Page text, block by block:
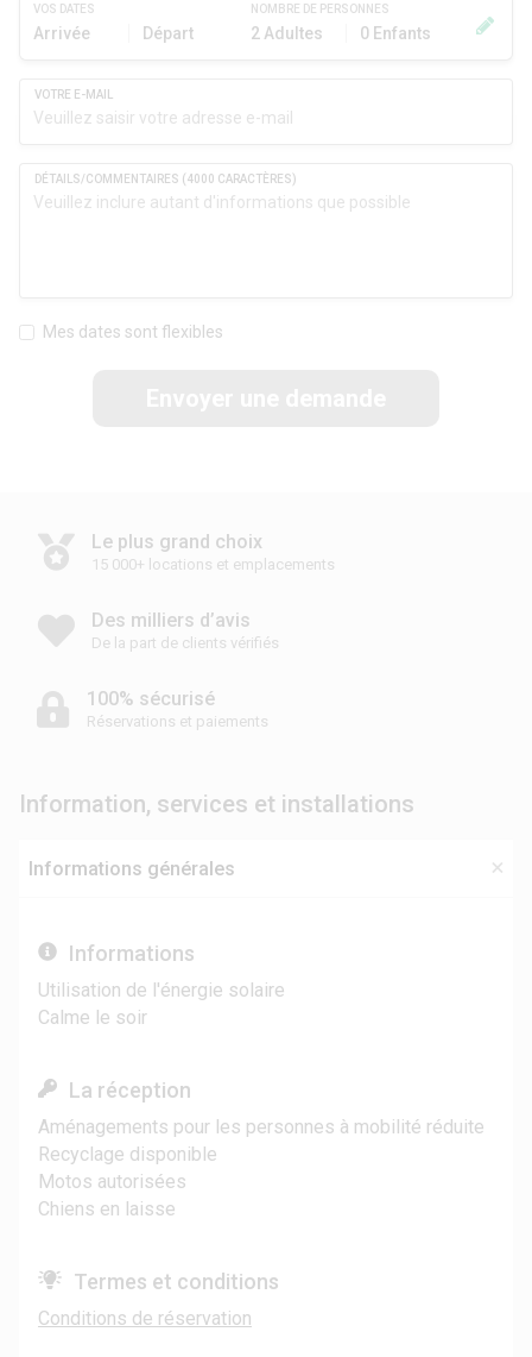
VOS DATES
Arrivée Départ
NOMBRE DE PERSONNES
2 Adultes 0 Enfants
Mes dates sont flexibles
Le plus grand choix
15 000+ locations et emplacements
Des milliers d’avis
De la part de clients vérifiés
100% sécurisé
Réservations et paiements
Information, services et installations
Informations générales
Informations
Utilisation de l'énergie solaire
Calme le soir
La réception
Aménagements pour les personnes à mobilité réduite
Recyclage disponible
Motos autorisées
Chiens en laisse
Termes et conditions
Conditions de réservation